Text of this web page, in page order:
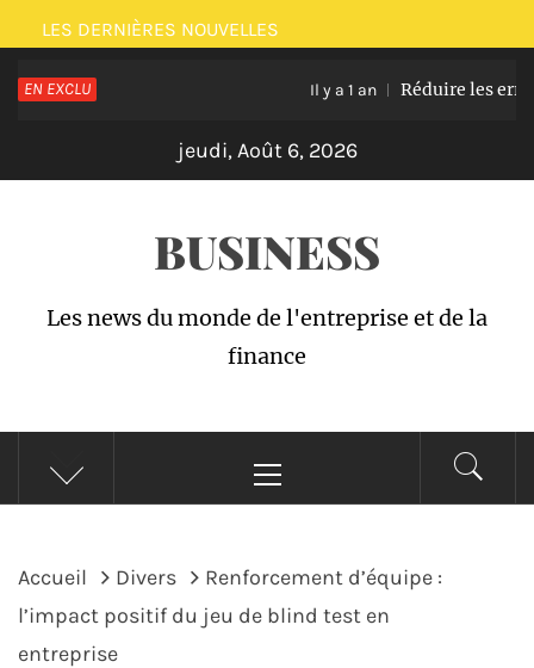
Passer
au
contenu
LES DERNIÈRES NOUVELLES
EN EXCLU Il y a 1 an Réduire les
jeudi, Août 6, 2026
BUSINESS
Les news du monde de l'entreprise et de la
finance
principal
Accueil Divers
Renforcement d’équipe :
l’impact positif du jeu de blind test en
entreprise